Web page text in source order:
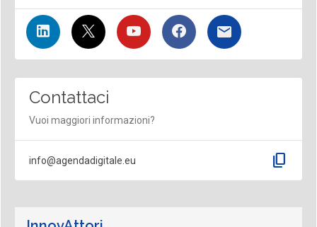
Contattaci
Vuoi maggiori informazioni?
info@agendadigitale.eu content_copy